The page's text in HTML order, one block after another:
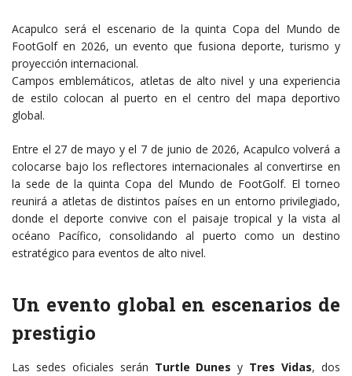
Acapulco será el escenario de la quinta Copa del Mundo de
FootGolf en 2026, un evento que fusiona deporte, turismo y
proyección internacional.
Campos emblemáticos, atletas de alto nivel y una experiencia
de estilo colocan al puerto en el centro del mapa deportivo
global.
Entre el 27 de mayo y el 7 de junio de 2026, Acapulco volverá a
colocarse bajo los reflectores internacionales al convertirse en
la sede de la quinta Copa del Mundo de FootGolf. El torneo
reunirá a atletas de distintos países en un entorno privilegiado,
donde el deporte convive con el paisaje tropical y la vista al
océano Pacífico, consolidando al puerto como un destino
estratégico para eventos de alto nivel.
Un evento global en escenarios de
prestigio
Las sedes oficiales serán Turtle Dunes y Tres Vidas, dos